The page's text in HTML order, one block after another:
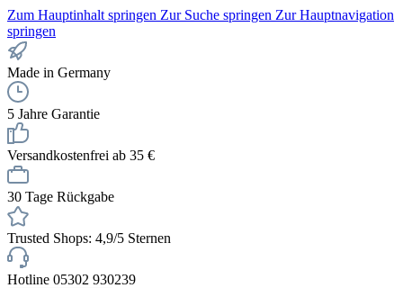
Zum Hauptinhalt springen Zur Suche springen Zur Hauptnavigation
springen
Made in Germany
5 Jahre Garantie
Versandkostenfrei ab 35 €
30 Tage Rückgabe
Trusted Shops: 4,9/5 Sternen
Hotline 05302 930239